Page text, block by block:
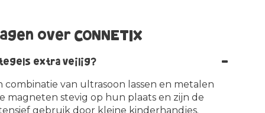
over CONNETIX
tegels extra veilig? -
combinatie van ultrasoon lassen en metalen
magneten stevig op hun plaats en zijn de
gebruik door kleine kinderhandjes.